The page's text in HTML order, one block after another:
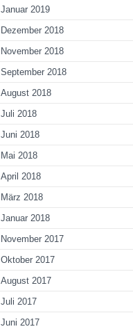
Januar 2019
Dezember 2018
November 2018
September 2018
August 2018
Juli 2018
Juni 2018
Mai 2018
April 2018
März 2018
Januar 2018
November 2017
Oktober 2017
August 2017
Juli 2017
Juni 2017